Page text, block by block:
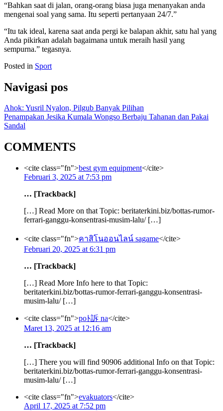
“Bahkan saat di jalan, orang-orang biasa juga menanyakan anda
mengenai soal yang sama. Itu seperti pertanyaan 24/7.”
“Itu tak ideal, karena saat anda pergi ke balapan akhir, satu hal yang
Anda pikirkan adalah bagaimana untuk meraih hasil yang
sempurna.” tegasnya.
Posted in Sport
Navigasi pos
Ahok: Yusril Nyalon, Pilgub Banyak Pilihan
Penampakan Jesika Kumala Wongso Berbaju Tahanan dan Pakai
Sandal
COMMENTS
<cite class="fn">best gym equipment</cite>
Februari 3, 2025 at 7:53 pm
… [Trackback]
[…] Read More on that Topic: beritaterkini.biz/bottas-rumor-
ferrari-ganggu-konsentrasi-musim-lalu/ […]
<cite class="fn">คาสิโนออนไลน์ sagame</cite>
Februari 20, 2025 at 6:31 pm
… [Trackback]
[…] Read More Info here to that Topic:
beritaterkini.biz/bottas-rumor-ferrari-ganggu-konsentrasi-
musim-lalu/ […]
<cite class="fn">poﾄ訴 na</cite>
Maret 13, 2025 at 12:16 am
… [Trackback]
[…] There you will find 90906 additional Info on that Topic:
beritaterkini.biz/bottas-rumor-ferrari-ganggu-konsentrasi-
musim-lalu/ […]
<cite class="fn">evakuators</cite>
April 17, 2025 at 7:52 pm